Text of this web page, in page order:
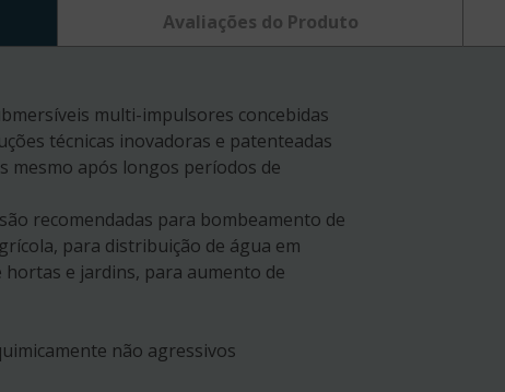
Avaliações do Produto
multi-impulsores concebidas
técnicas inovadoras e patenteadas
mesmo após longos períodos de
recomendadas para bombeamento de
para distribuição de água em
e jardins, para aumento de
não agressivos